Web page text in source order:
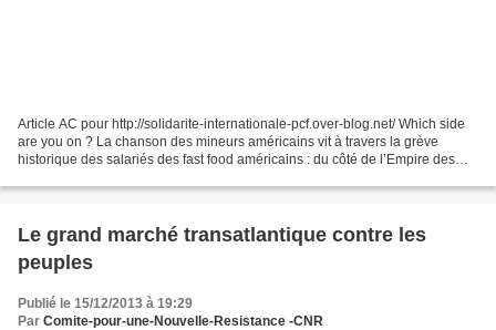
Article AC pour http://solidarite-internationale-pcf.over-blog.net/ Which side
are you on ? La chanson des mineurs américains vit à travers la grève
historique des salariés des fast food américains : du côté de l’Empire des
Le grand marché transatlantique contre les
peuples
Publié le 15/12/2013 à 19:29
Par Comite-pour-une-Nouvelle-Resistance -CNR